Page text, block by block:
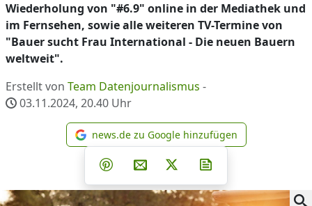
Wiederholung von "#6.9" online in der Mediathek und
im Fernsehen, sowie alle weiteren TV-Termine von
"Bauer sucht Frau International - Die neuen Bauern
weltweit".
Erstellt von Team Datenjournalismus -
03.11.2024, 20.40 Uhr
news.de zu Google
news.de zu Google hinzufügen
Teilen auf Facebook
Teilen auf Whatsapp
Teilen auf Telegram
Teilen auf Pinterest
Per E-Mail teilen
Post auf X